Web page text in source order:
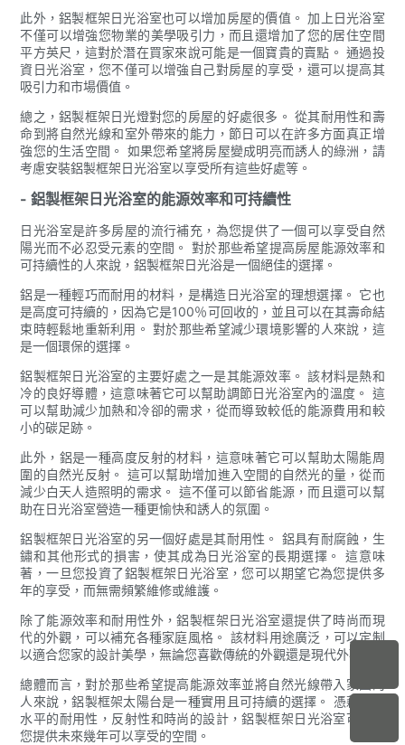
此外，鋁製框架日光浴室也可以增加房屋的價值。 加上日光浴室
不僅可以增強您物業的美學吸引力，而且還增加了您的居住空間
平方英尺，這對於潛在買家來說可能是一個寶貴的賣點。 通過投
資日光浴室，您不僅可以增強自己對房屋的享受，還可以提高其
吸引力和市場價值。
總之，鋁製框架日光燈對您的房屋的好處很多。 從其耐用性和壽
命到將自然光線和室外帶來的能力，節日可以在許多方面真正增
強您的生活空間。 如果您希望將房屋變成明亮而誘人的綠洲，請
考慮安裝鋁製框架日光浴室以享受所有這些好處等。
- 鋁製框架日光浴室的能源效率和可持續性
日光浴室是許多房屋的流行補充，為您提供了一個可以享受自然
陽光而不必忍受元素的空間。 對於那些希望提高房屋能源效率和
可持續性的人來說，鋁製框架日光浴是一個絕佳的選擇。
鋁是一種輕巧而耐用的材料，是構造日光浴室的理想選擇。 它也
是高度可持續的，因為它是100％可回收的，並且可以在其壽命結
束時輕鬆地重新利用。 對於那些希望減少環境影響的人來說，這
是一個環保的選擇。
鋁製框架日光浴室的主要好處之一是其能源效率。 該材料是熱和
冷的良好導體，這意味著它可以幫助調節日光浴室內的溫度。 這
可以幫助減少加熱和冷卻的需求，從而導致較低的能源費用和較
小的碳足跡。
此外，鋁是一種高度反射的材料，這意味著它可以幫助太陽能周
圍的自然光反射。 這可以幫助增加進入空間的自然光的量，從而
減少白天人造照明的需求。 這不僅可以節省能源，而且還可以幫
助在日光浴室營造一種更愉快和誘人的氛圍。
鋁製框架日光浴室的另一個好處是其耐用性。 鋁具有耐腐蝕，生
鏽和其他形式的損害，使其成為日光浴室的長期選擇。 這意味
著，一旦您投資了鋁製框架日光浴室，您可以期望它為您提供多
年的享受，而無需頻繁維修或維護。
除了能源效率和耐用性外，鋁製框架日光浴室還提供了時尚而現
代的外觀，可以補充各種家庭風格。 該材料用途廣泛，可以定制
以適合您家的設計美學，無論您喜歡傳統的外觀還是現代外觀。
總體而言，對於那些希望提高能源效率並將自然光線帶入家園的
人來說，鋁製框架太陽台是一種實用且可持續的選擇。 憑藉其高
水平的耐用性，反射性和時尚的設計，鋁製框架日光浴室可以為
您提供未來幾年可以享受的空間。